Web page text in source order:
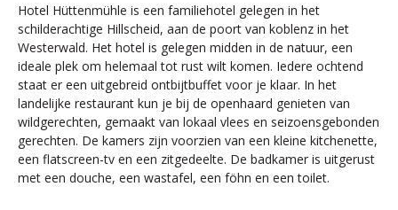
Hotel Hüttenmühle is een familiehotel gelegen in het
schilderachtige Hillscheid, aan de poort van koblenz in het
Westerwald. Het hotel is gelegen midden in de natuur, een
ideale plek om helemaal tot rust wilt komen. Iedere ochtend
staat er een uitgebreid ontbijtbuffet voor je klaar. In het
landelijke restaurant kun je bij de openhaard genieten van
wildgerechten, gemaakt van lokaal vlees en seizoensgebonden
gerechten. De kamers zijn voorzien van een kleine kitchenette,
een flatscreen-tv en een zitgedeelte. De badkamer is uitgerust
met een douche, een wastafel, een föhn en een toilet.